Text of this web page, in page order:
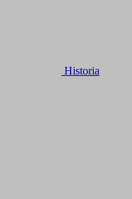
Historia